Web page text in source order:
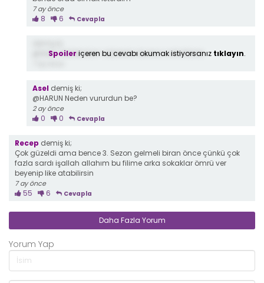
7 ay önce
8 6 Cevapla
@Melih WEDNESDAY ADDAMSI SİLAHLA VURURDUM
Spoiler içeren bu cevabı okumak istiyorsanız tıklayın.
Asel demiş ki;
@HARUN Neden vururdun be?
2 ay önce
0 0 Cevapla
Recep demiş ki;
Çok güzeldi ama bence 3. Sezon gelmeli biran önce çünkü çok
fazla sardı işallah allahım bu filime arka sokaklar ömrü ver
beyenip like atabilirsin
7 ay önce
55 6 Cevapla
Daha Fazla Yorum
Yorum Yap